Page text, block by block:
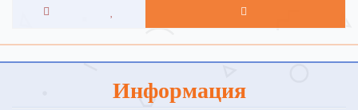
Информация